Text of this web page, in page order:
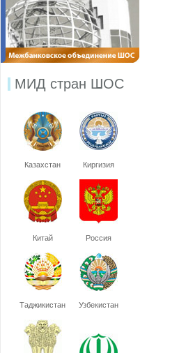
МИД стран ШОС
Казахстан Киргизия
Китай Россия
Таджикистан Узбекистан